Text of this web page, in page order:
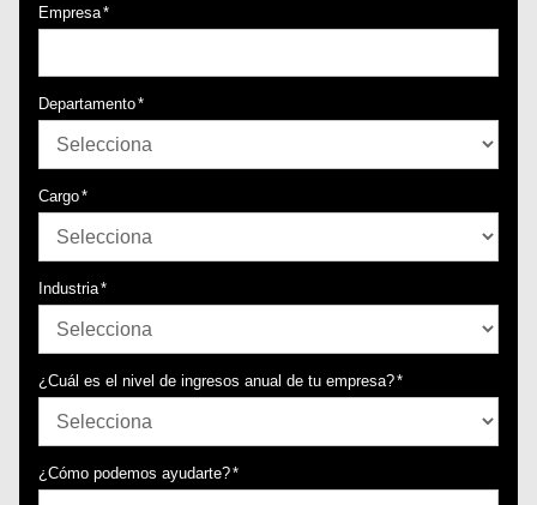
Empresa*
Departamento*
Cargo*
Industria*
¿Cuál es el nivel de ingresos anual de tu empresa?*
¿Cómo podemos ayudarte?*